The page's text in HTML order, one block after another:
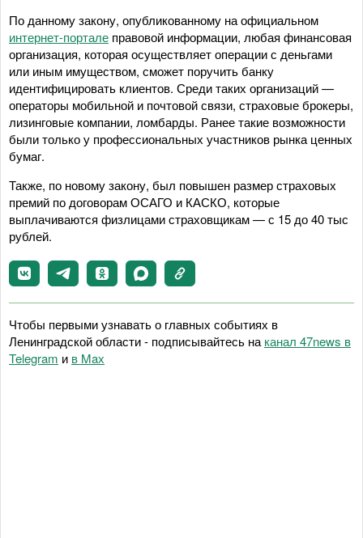
По данному закону, опубликованному на официальном
интернет-портале правовой информации, любая финансовая
организация, которая осуществляет операции с деньгами
или иным имуществом, сможет поручить банку
идентифицировать клиентов. Среди таких организаций —
операторы мобильной и почтовой связи, страховые брокеры,
лизинговые компании, ломбарды. Ранее такие возможности
были только у профессиональных участников рынка ценных
бумаг.
Также, по новому закону, был повышен размер страховых
премий по договорам ОСАГО и КАСКО, которые
выплачиваются физлицами страховщикам — с 15 до 40 тыс
рублей.
Чтобы первыми узнавать о главных событиях в
Ленинградской области - подписывайтесь на канал 47news в
Telegram и в Maх